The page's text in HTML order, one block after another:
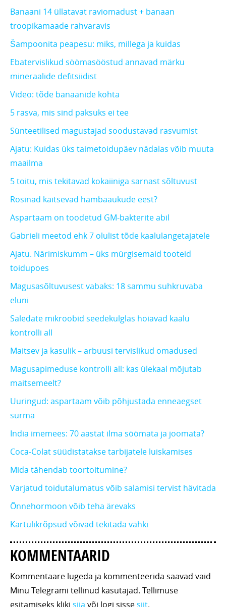
Banaani 14 üllatavat raviomadust + banaan
troopikamaade rahvaravis
Šampoonita peapesu: miks, millega ja kuidas
Ebatervislikud söömasööstud annavad märku
mineraalide defitsiidist
Video: tõde banaanide kohta
5 rasva, mis sind paksuks ei tee
Sünteetilised magustajad soodustavad rasvumist
Ajatu: Kuidas üks taimetoidupäev nädalas võib muuta
maailma
5 toitu, mis tekitavad kokaiiniga sarnast sõltuvust
Rosinad kaitsevad hambaaukude eest?
Aspartaam on toodetud GM-bakterite abil
Gabrieli meetod ehk 7 olulist tõde kaalulangetajatele
Ajatu. Närimiskumm – üks mürgisemaid tooteid
toidupoes
Magusasõltuvusest vabaks: 18 sammu suhkruvaba
eluni
Saledate mikroobid seedekulglas hoiavad kaalu
kontrolli all
Maitsev ja kasulik – arbuusi tervislikud omadused
Magusapimeduse kontrolli all: kas ülekaal mõjutab
maitsemeelt?
Uuringud: aspartaam võib põhjustada enneaegset
surma
India imemees: 70 aastat ilma söömata ja joomata?
Coca-Colat süüdistatakse tarbijatele luiskamises
Mida tähendab toortoitumine?
Varjatud toidutalumatus võib salamisi tervist hävitada
Õnnehormoon võib teha ärevaks
Kartulikrõpsud võivad tekitada vähki
KOMMENTAARID
Kommentaare lugeda ja kommenteerida saavad vaid
Minu Telegrami tellinud kasutajad. Tellimuse
esitamiseks kliki siia või logi sissesiit.